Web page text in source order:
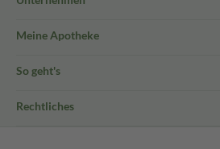
Meine Apotheke
So geht's
Rechtliches